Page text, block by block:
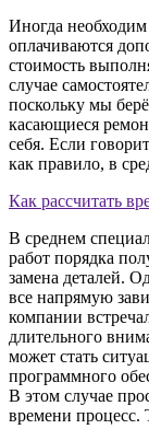
Иногда необходим
оплачиваются
стоимость
случае
поскольку мы
касающиеся
себя. Если
как правило, в
Как рассчитать
В среднем
работ порядка
замена деталей.
все напрямую
компании
длительного
может стать
программного
В этом случае
времени процесс.